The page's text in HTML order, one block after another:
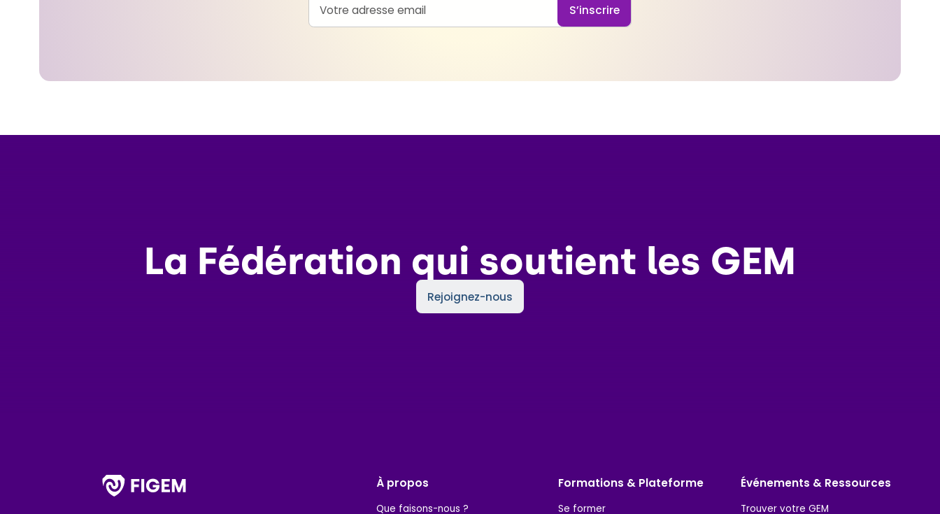
La Fédération qui soutient les GEM
Rejoignez-nous
À propos
Que faisons-nous ?
Formations & Plateforme
Se former
Événements & Ressources
Trouver votre GEM